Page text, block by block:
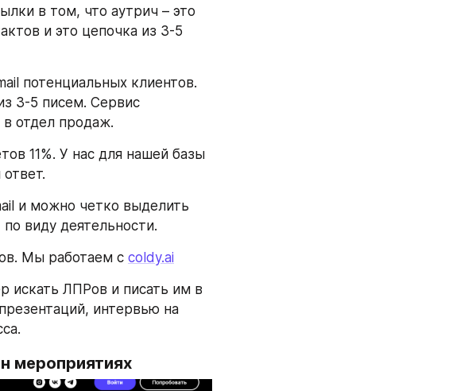
в том, что аутрич – это
и это цепочка из 3-5
потенциальных клиентов.
3-5 писем. Сервис
отдел продаж.
11%. У нас для нашей базы
и можно четко выделить
виду деятельности.
Мы работаем с coldy.ai
искать ЛПРов и писать им в
интервью на
мероприятиях